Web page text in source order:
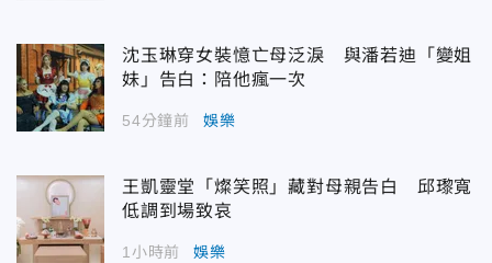
沈玉琳穿女裝憶亡母泛淚 與潘若迪「變姐
妹」告白：陪他瘋一次
54分鐘前 娛樂
王凱靈堂「燦笑照」藏對母親告白 邱瓈寬
低調到場致哀
1小時前 娛樂